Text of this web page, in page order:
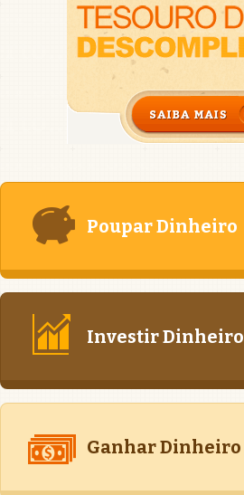
Poupar Dinheiro
Investir Dinheiro
Ganhar Dinheiro